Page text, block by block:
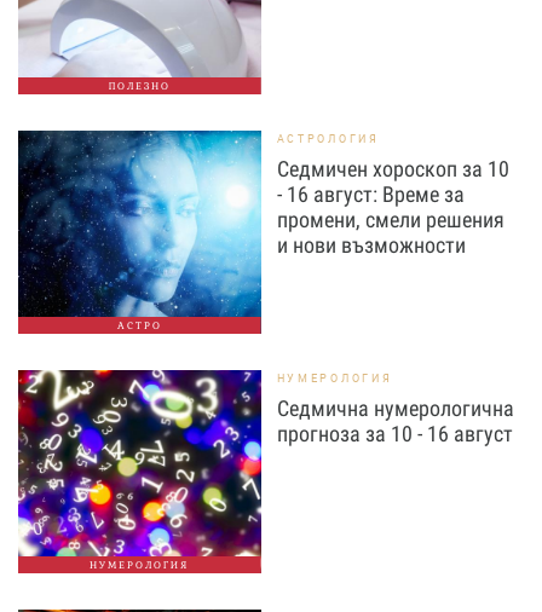
ПОЛЕЗНО
АСТРО
АСТРОЛОГИЯ
Седмичен хороскоп за 10
- 16 август: Време за
промени, смели решения
и нови възможности
НУМЕРОЛОГИЯ
НУМЕРОЛОГИЯ
Седмична нумерологична
прогноза за 10 - 16 август